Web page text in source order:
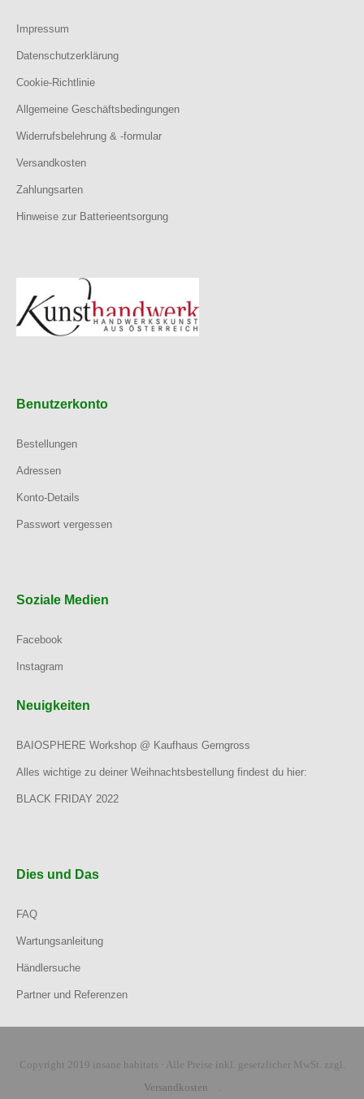
Impressum
Datenschutzerklärung
Cookie-Richtlinie
Allgemeine Geschäftsbedingungen
Widerrufsbelehrung & -formular
Versandkosten
Zahlungsarten
Hinweise zur Batterieentsorgung
Benutzerkonto
Bestellungen
Adressen
Konto-Details
Passwort vergessen
Soziale Medien
Facebook
Instagram
Neuigkeiten
BAIOSPHERE Workshop @ Kaufhaus Gerngross
Alles wichtige zu deiner Weihnachtsbestellung findest du hier:
BLACK FRIDAY 2022
Dies und Das
FAQ
Wartungsanleitung
Händlersuche
Partner und Referenzen
Copyright 2019 insane habitats · Alle Preise inkl. gesetzlicher MwSt. zzgl.
Versandkosten
.